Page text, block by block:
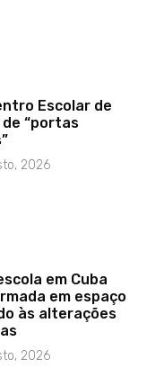
Escolar de
de “portas
2026
em Cuba
em espaço
às alterações
2026